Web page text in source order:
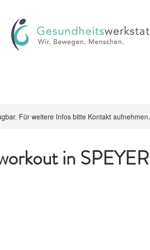
Für weitere Infos bitte Kontakt aufnehmen.
in SPEYER